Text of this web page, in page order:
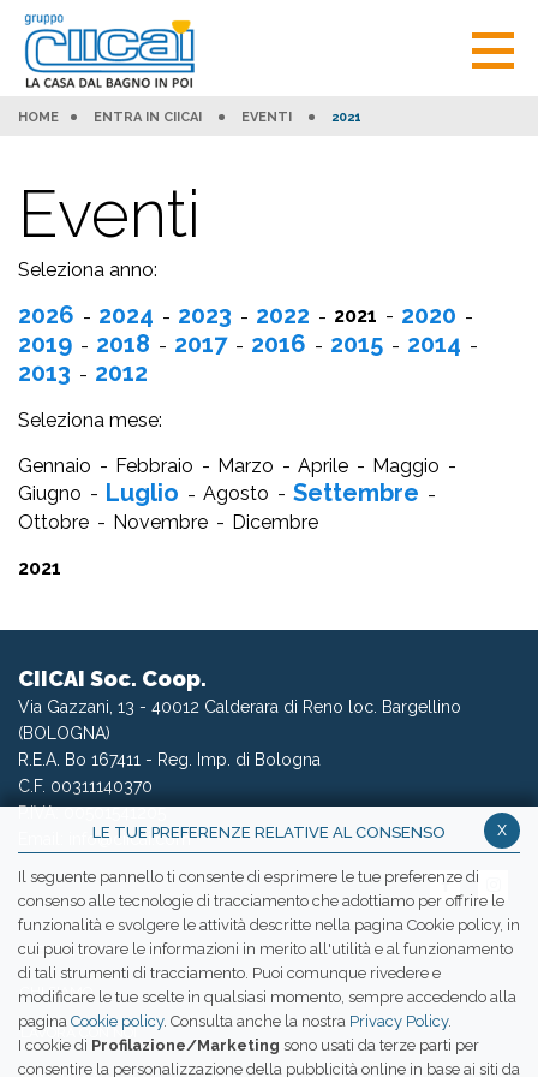
HOME ENTRA IN CIICAI EVENTI 2021
Eventi
Seleziona anno:
2026 2024 2023 2022 2021
2020
2019
2018 2017 2016 2015
2014
2013
2012
Seleziona mese:
Gennaio
Febbraio Marzo Aprile
Maggio
Giugno
Luglio Agosto Settembre
Ottobre Novembre
Dicembre
2021
CIICAI Soc. Coop.
Via Gazzani, 13 - 40012 Calderara di Reno loc. Bargellino
(BOLOGNA)
R.E.A. Bo 167411 - Reg. Imp. di Bologna
C.F. 00311140370
P.IVA: 00501541205
info@ciicai.com
WETRANSFER CIICAI
CHI SIAMO
LAVORA CON NOI
PRESS ROOM
x
LE TUE PREFERENZE RELATIVE AL CONSENSO
Il seguente pannello ti consente di esprimere le tue preferenze di
consenso alle tecnologie di tracciamento che adottiamo per offrire le
funzionalità e svolgere le attività descritte nella pagina Cookie policy, in
cui puoi trovare le informazioni in merito all'utilità e al funzionamento
di tali strumenti di tracciamento. Puoi comunque rivedere e
modificare le tue scelte in qualsiasi momento, sempre accedendo alla
pagina Cookie policy. Consulta anche la nostra Privacy Policy.
I cookie di Profilazione/Marketing sono usati da terze parti per
consentire la personalizzazione della pubblicità online in base ai siti da